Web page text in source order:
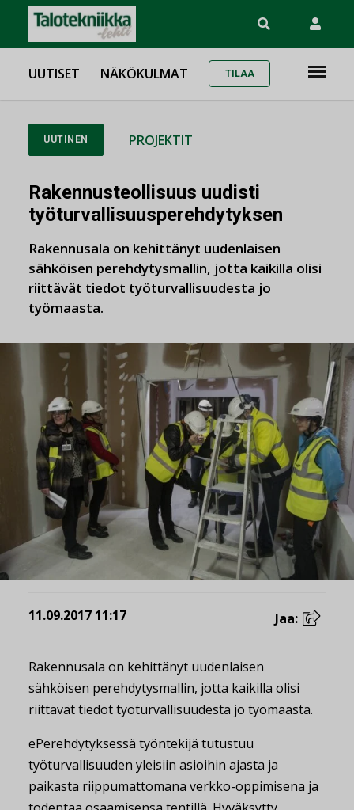
UUTISET NÄKÖKULMAT TILAA
UUTINEN PROJEKTIT
Rakennusteollisuus uudisti
työturvallisuusperehdytyksen
Rakennusala on kehittänyt uudenlaisen
sähköisen perehdytysmallin, jotta kaikilla olisi
riittävät tiedot työturvallisuudesta jo
työmaasta.
11.09.2017 11:17 Jaa:
Rakennusala on kehittänyt uudenlaisen
sähköisen perehdytysmallin, jotta kaikilla olisi
riittävät tiedot työturvallisuudesta jo työmaasta.
ePerehdytyksessä työntekijä tutustuu
työturvallisuuden yleisiin asioihin ajasta ja
paikasta riippumattomana verkko-oppimisena ja